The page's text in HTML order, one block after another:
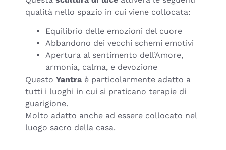
qualità nello spazio in cui viene collocata:
Equilibrio delle emozioni del cuore
Abbandono dei vecchi schemi emotivi
Apertura al sentimento dell’Amore,
armonia, calma, e devozione
Questo Yantra è particolarmente adatto a
tutti i luoghi in cui si praticano terapie di
guarigione.
Molto adatto anche ad essere collocato nel
luogo sacro della casa.